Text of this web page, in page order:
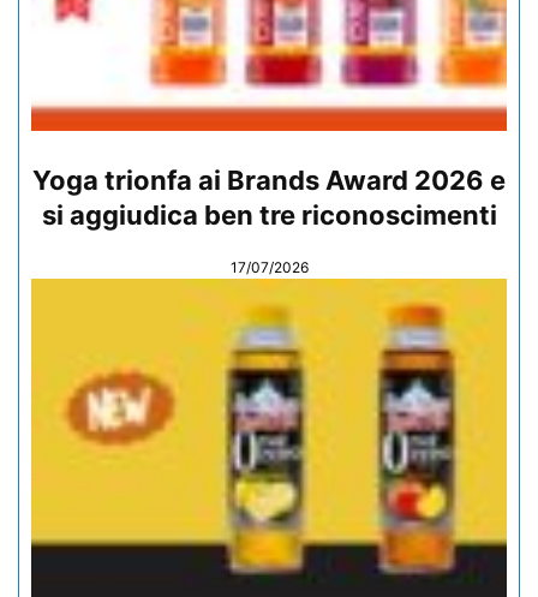
Yoga trionfa ai Brands Award 2026 e
si aggiudica ben tre riconoscimenti
17/07/2026